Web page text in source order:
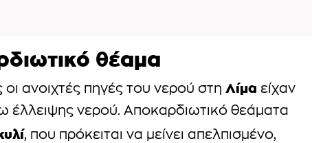
θέαμα
ανοιχτές πηγές του νερού στηΛίμα είχαν
έλλειψης νερού. Αποκαρδιωτικό θεάματα
, που πρόκειται να μείνει απελπισμένο,